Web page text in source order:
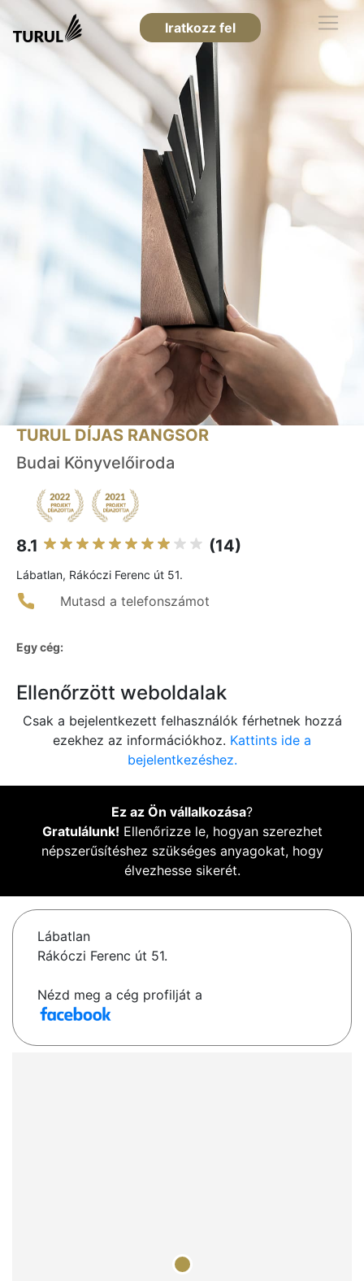
Iratkozz fel
TURUL DÍJAS RANGSOR
Budai Könyvelőiroda
8.1 (14)
Lábatlan, Rákóczi Ferenc út 51.
Mutasd a telefonszámot
Egy cég:
Ellenőrzött weboldalak
Csak a bejelentkezett felhasználók férhetnek hozzá
ezekhez az információkhoz. Kattints ide a
bejelentkezéshez.
Ez az Ön vállalkozása?
Gratulálunk! Ellenőrizze le, hogyan szerezhet
népszerűsítéshez szükséges anyagokat, hogy
élvezhesse sikerét.
Lábatlan
Rákóczi Ferenc út 51.
Nézd meg a cég profilját a